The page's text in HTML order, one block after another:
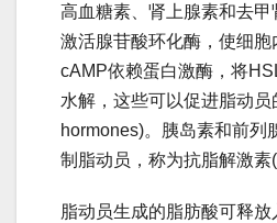
高血糖素、肾上腺素和去
激活腺苷酸环化酶，使细
cAMP依赖蛋白激酶，将
水解，这些可以促进脂动
hormones)。胰岛素和前列
制脂动员，称为抗脂解激素
脂动员生成的脂肪酸可释